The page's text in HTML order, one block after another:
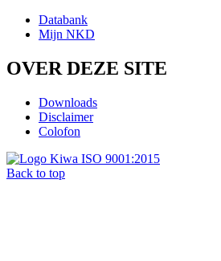
Databank
Mijn NKD
OVER DEZE SITE
Downloads
Disclaimer
Colofon
Back to top